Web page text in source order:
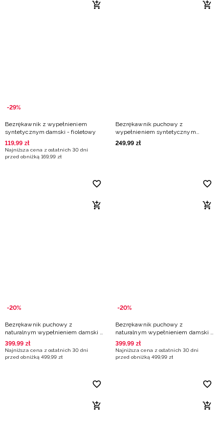
-29%
Bezrękawnik z wypełnieniem
syntetycznym damski - fioletowy
119,99 zł
Najniższa cena z ostatnich 30 dni
przed obniżką 169,99 zł
Bezrękawnik puchowy z
wypełnieniem syntetycznym
damski - granatowy
249,99 zł
-20%
Bezrękawnik puchowy z
naturalnym wypełnieniem damski -
czarny
399,99 zł
Najniższa cena z ostatnich 30 dni
przed obniżką 499,99 zł
-20%
Bezrękawnik puchowy z
naturalnym wypełnieniem damski -
beżowy
399,99 zł
Najniższa cena z ostatnich 30 dni
przed obniżką 499,99 zł